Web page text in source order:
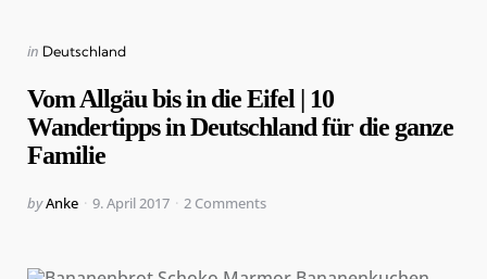
Categories
Posted
in Deutschland
Vom Allgäu bis in die Eifel | 10
Wandertipps in Deutschland für die ganze
Familie
Posted
byAnke 9. April 2017 2 Comments